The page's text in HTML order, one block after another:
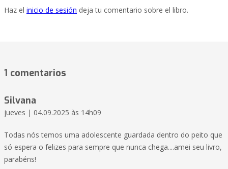
Haz el inicio de sesión deja tu comentario sobre el libro.
1 comentarios
Silvana
jueves | 04.09.2025 às 14h09
Todas nós temos uma adolescente guardada dentro do peito que
só espera o felizes para sempre que nunca chega....amei seu livro,
parabéns!